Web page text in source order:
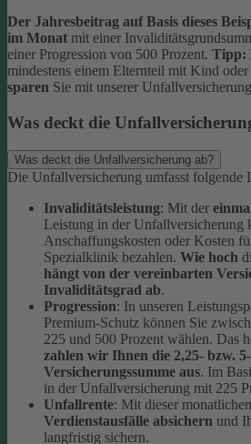
Der Jahresbeitrag auf Basis dieses
im Monat mit einer
einer Progression von 500 Prozent. Tipp:
mindestens einem Elternteil mit Kind oder
sparen Sie mit unserer Unfallversicherung
Was deckt die
Was deckt die Unfallversicherung ab?
Die Unfallversicherung umfasst folgende
Invaliditätsleistung: Mit der
Leistung in der Unfallversicherung
Anschaffungskosten oder Kosten
Spezialklinik bezahlen. Wie hoch
hängt von der vereinbarten
Invaliditätsgrad ab.
Progression: In unseren
Premium-Schutz können Sie
225 und 500 Prozent wählen. Das
zahlen wir Ihnen die 2,25- bzw.
Versicherungssumme aus. Im
in der Unfallversicherung mit 225
Unfallrente: Mit dieser
Verdienstausfälle absichern und
langfristig sichern.